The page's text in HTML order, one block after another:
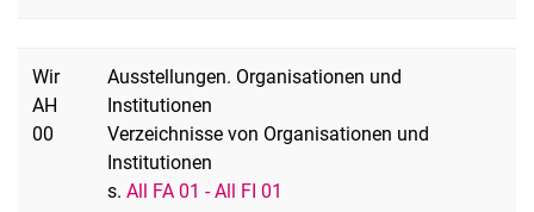
Wir
AH
00
Ausstellungen. Organisationen und
Institutionen
Verzeichnisse von Organisationen und
Institutionen
s. All FA 01 - All FI 01